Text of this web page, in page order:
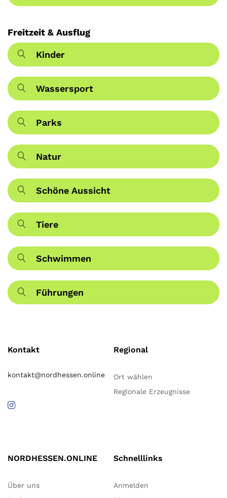
Freitzeit & Ausflug
Kinder
Wassersport
Parks
Natur
Schöne Aussicht
Tiere
Schwimmen
Führungen
Kontakt
kontakt@nordhessen.online
Regional
Ort wählen
Regionale Erzeugnisse
NORDHESSEN.ONLINE
Über uns
Schnelllinks
Anmelden